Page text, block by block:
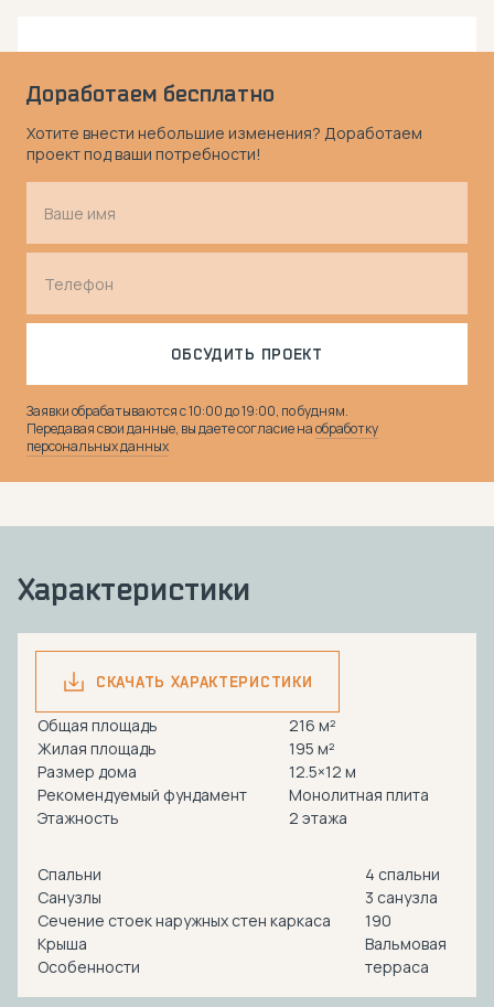
Доработаем бесплатно
Хотите внести небольшие изменения? Доработаем
проект под ваши потребности!
ОБСУДИТЬ ПРОЕКТ
Заявки обрабатываются с 10:00 до 19:00, по будням.
Передавая свои данные, вы даете согласие наобработку
персональных данных
Характеристики
СКАЧАТЬ ХАРАКТЕРИСТИКИ
Общая площадь
216 м²
Жилая площадь
195 м²
Размер дома
12.5×12 м
Рекомендуемый фундамент
Монолитная плита
Этажность
2 этажа
Спальни
4 спальни
Санузлы
3 санузла
Сечение стоек наружных стен каркаса
190
Крыша
Вальмовая
Особенности
терраса